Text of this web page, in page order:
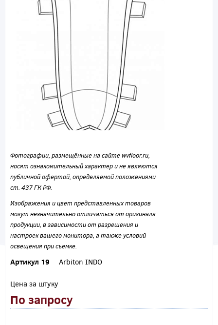
Фотографии, размещённые на сайте wvfloor.ru,
носят ознакомительный характер и не являются
публичной офертой, определяемой положениями
ст. 437 ГК РФ.
Изображения и цвет представленных товаров
могут незначительно отличаться от оригинала
продукции, в зависимости от разрешения и
настроек вашего монитора, а также условий
освещения при съемке.
Артикул 19 Arbiton INDO
Цена за штуку
По запросу